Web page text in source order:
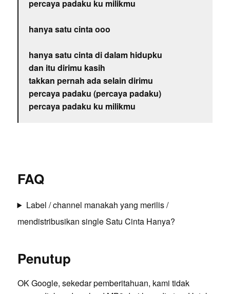
percaya padaku ku milikmu
hanya satu cinta ooo
hanya satu cinta di dalam hidupku
dan itu dirimu kasih
takkan pernah ada selain dirimu
percaya padaku (percaya padaku)
percaya padaku ku milikmu
FAQ
Label / channel manakah yang merilis /
mendistribusikan single Satu Cinta Hanya?
Penutup
OK Google, sekedar pemberitahuan, kami tidak